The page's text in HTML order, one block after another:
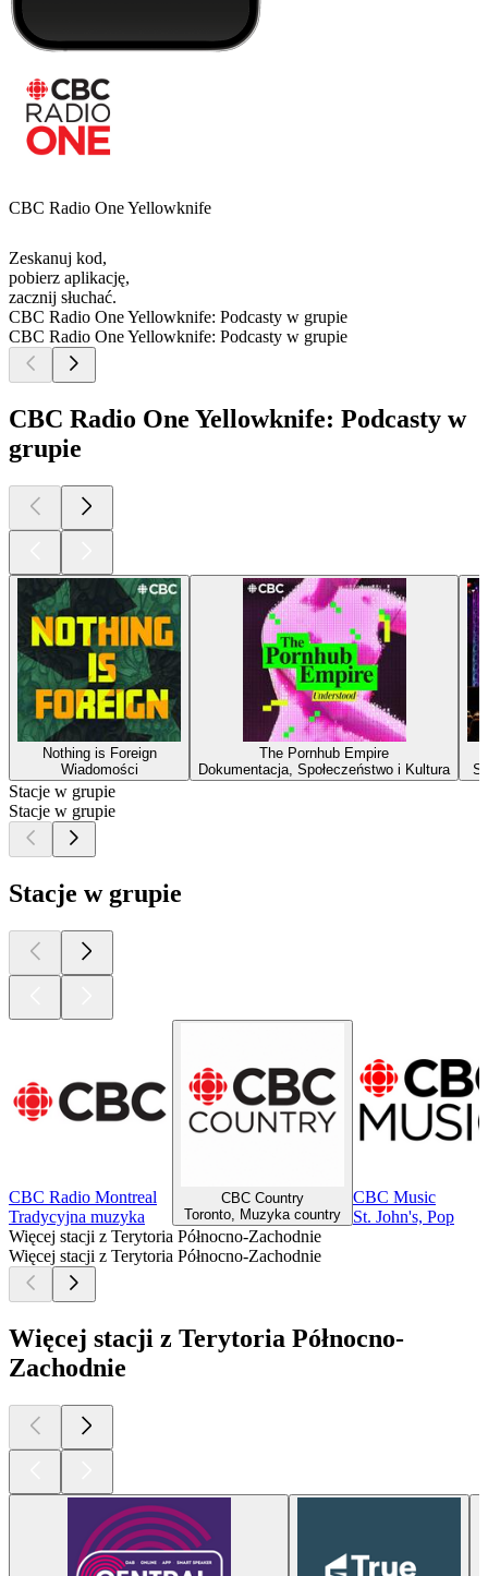
CBC Radio One Yellowknife
Zeskanuj kod,
pobierz aplikację,
zacznij słuchać.
CBC Radio One Yellowknife: Podcasty w grupie
CBC Radio One Yellowknife: Podcasty w grupie
CBC Radio One Yellowknife: Podcasty w
grupie
Nothing is Foreign
Wiadomości
The Pornhub Empire
Dokumentacja, Społeczeństwo i Kultura
Stacje w grupie
Stacje w grupie
Stacje w grupie
CBC Radio Montreal
Tradycyjna muzyka
CBC Country
Toronto, Muzyka country
CBC Music
St. John's, Pop
Więcej stacji z Terytoria Północno-Zachodnie
Więcej stacji z Terytoria Północno-Zachodnie
Więcej stacji z Terytoria Północno-
Zachodnie